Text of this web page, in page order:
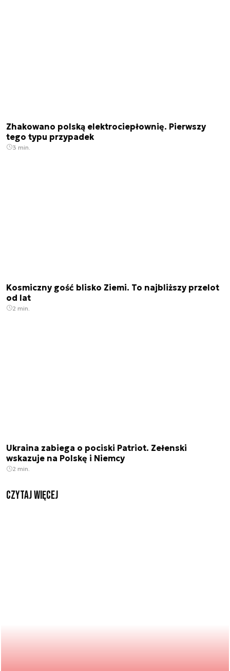
Zhakowano polską elektrociepłownię. Pierwszy
tego typu przypadek
3 min.
Kosmiczny gość blisko Ziemi. To najbliższy przelot
od lat
2 min.
Ukraina zabiega o pociski Patriot. Zełenski
wskazuje na Polskę i Niemcy
2 min.
czytaj więcej